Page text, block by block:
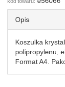
Opis
Koszulka
polipropylenu,
Format A4.